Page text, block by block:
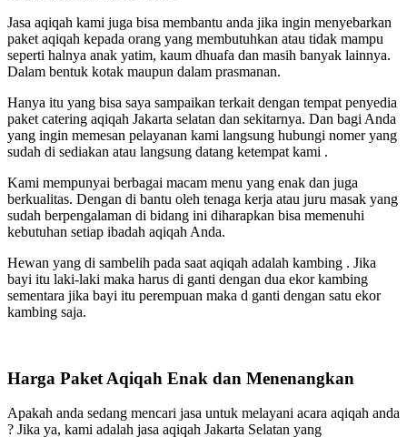
Jasa aqiqah kami juga bisa membantu anda jika ingin menyebarkan
paket aqiqah kepada orang yang membutuhkan atau tidak mampu
seperti halnya anak yatim, kaum dhuafa dan masih banyak lainnya.
Dalam bentuk kotak maupun dalam prasmanan.
Hanya itu yang bisa saya sampaikan terkait dengan tempat penyedia
paket catering aqiqah Jakarta selatan dan sekitarnya. Dan bagi Anda
yang ingin memesan pelayanan kami langsung hubungi nomer yang
sudah di sediakan atau langsung datang ketempat kami .
Kami mempunyai berbagai macam menu yang enak dan juga
berkualitas. Dengan di bantu oleh tenaga kerja atau juru masak yang
sudah berpengalaman di bidang ini diharapkan bisa memenuhi
kebutuhan setiap ibadah aqiqah Anda.
Hewan yang di sambelih pada saat aqiqah adalah kambing . Jika
bayi itu laki-laki maka harus di ganti dengan dua ekor kambing
sementara jika bayi itu perempuan maka d ganti dengan satu ekor
kambing saja.
Harga Paket Aqiqah Enak dan Menenangkan
Apakah anda sedang mencari jasa untuk melayani acara aqiqah anda
? Jika ya, kami adalah jasa aqiqah Jakarta Selatan yang